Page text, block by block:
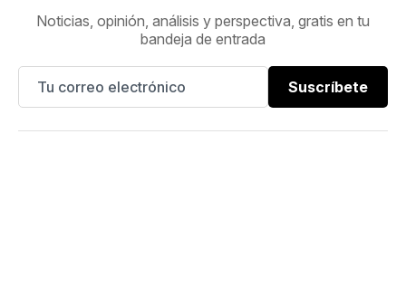
Noticias, opinión, análisis y perspectiva, gratis en tu
bandeja de entrada
Suscríbete